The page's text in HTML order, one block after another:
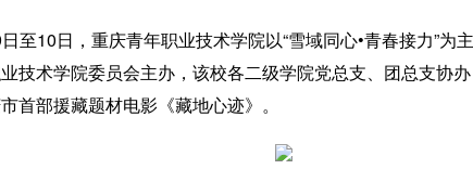
10日，重庆青年职业技术学院以“雪域同心•青春接力”为
技术学院委员会主办，该校各二级学院党总支、团总支协
首部援藏题材电影《藏地心迹》。